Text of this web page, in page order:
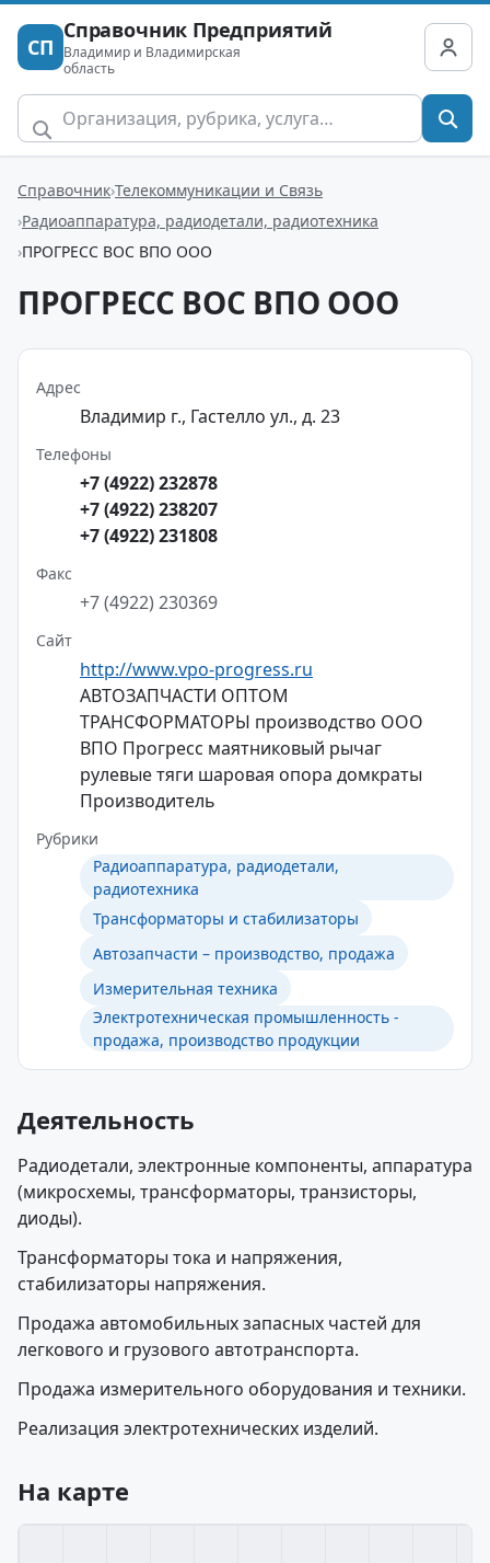
СП
Справочник Предприятий
Владимир и Владимирская
область
Справочник Телекоммуникации и Связь
Радиоаппаратура, радиодетали, радиотехника
ПРОГРЕСС ВОС ВПО ООО
ПРОГРЕСС ВОС ВПО ООО
Адрес
Владимир г., Гастелло ул., д. 23
Телефоны
+7 (4922) 232878
+7 (4922) 238207
+7 (4922) 231808
Факс
+7 (4922) 230369
Сайт
http://www.vpo-progress.ru
АВТОЗАПЧАСТИ ОПТОМ
ТРАНСФОРМАТОРЫ производство ООО
ВПО Прогресс маятниковый рычаг
рулевые тяги шаровая опора домкраты
Производитель
Рубрики
Радиоаппаратура, радиодетали,
радиотехника
Трансформаторы и стабилизаторы
Автозапчасти – производство, продажа
Измерительная техника
Электротехническая промышленность -
продажа, производство продукции
Деятельность
Радиодетали, электронные компоненты, аппаратура
(микросхемы, трансформаторы, транзисторы,
диоды).
Трансформаторы тока и напряжения,
стабилизаторы напряжения.
Продажа автомобильных запасных частей для
легкового и грузового автотранспорта.
Продажа измерительного оборудования и техники.
Реализация электротехнических изделий.
На карте